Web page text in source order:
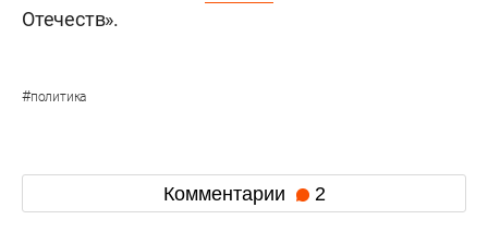
Отечеств».
#политика
Комментарии 2